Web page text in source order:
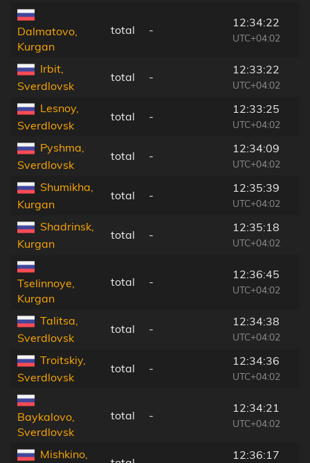
Dalmatovo,
Kurgan
total -
12:34:22
UTC+04:02
Irbit,
Sverdlovsk
total -
12:33:22
UTC+04:02
Lesnoy,
Sverdlovsk
total -
12:33:25
UTC+04:02
Pyshma,
Sverdlovsk
total -
12:34:09
UTC+04:02
Shumikha,
Kurgan
total -
12:35:39
UTC+04:02
Shadrinsk,
Kurgan
total -
12:35:18
UTC+04:02
Tselinnoye,
Kurgan
total -
12:36:45
UTC+04:02
Talitsa,
Sverdlovsk
total -
12:34:38
UTC+04:02
Troitskiy,
Sverdlovsk
total -
12:34:36
UTC+04:02
Baykalovo,
Sverdlovsk
total -
12:34:21
UTC+04:02
Mishkino, 12:36:17